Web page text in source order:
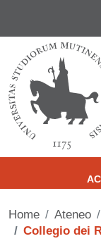
Home Ateneo
Collegio dei